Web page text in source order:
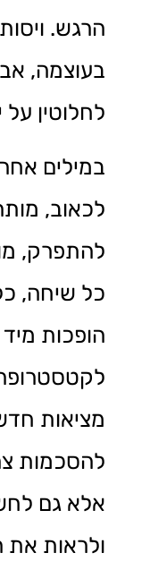
הרגש.
בעוצמה,
לחלוטין
במילים
לכאוב,
להתפרק,
כל שיחה,
הופכות מיד
מציאות
להסכמות
אלא גם
ולראות את